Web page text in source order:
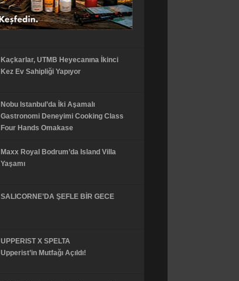
Kaçkarlar, UTMB Heyecanına İkinci
Kez Ev Sahipliği Yapıyor
Nobu Istanbul’da İki Aşamalı
Gastronomi Deneyimi Cooking Class
Four Hands Omakase
Maxx Royal Bodrum’da Island Villa
Yaşamı
SALICORNE’DA ŞEFLE BİR GECE
UPPERIST X SPELTA
Upperist’in Mutfağı Açıldı!